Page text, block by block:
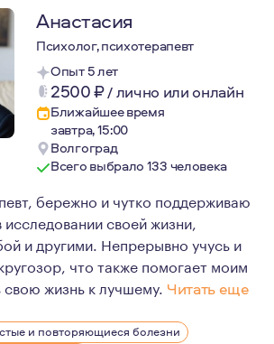
Анастасия
Психолог, психотерапевт
Опыт 5 лет
2500₽/лично или онлайн
Ближайшее время
завтра, 15:00
Волгоград
Всего выбрало 133 человека
бережно и чутко поддерживаю
исследовании своей жизни,
и другими. Непрерывно учусь и
что также помогает моим
свою жизнь к лучшему. Читать еще
психотерапевта, так как
и повторяющиеся болезни